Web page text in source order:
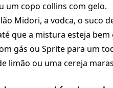
um copo collins com gelo.
Midori, a vodca, o suco
que a mistura esteja
gás ou Sprite para um
limão ou uma cereja